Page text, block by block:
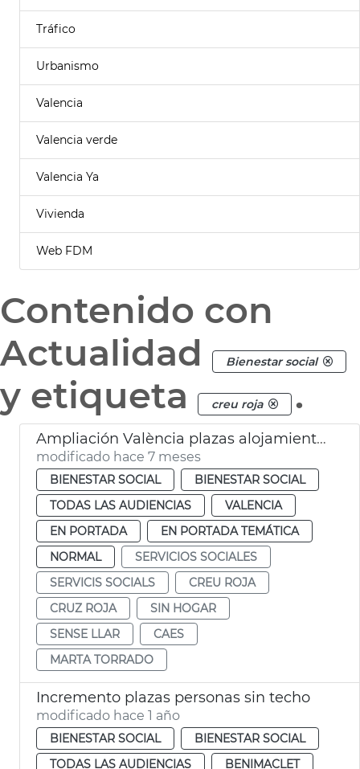
Tráfico
Urbanismo
Valencia
Valencia verde
Valencia Ya
Vivienda
Web FDM
Contenido con
Actualidad
Bienestar social
y etiqueta creu roja .
Ampliación València plazas alojamiento personas sin hogar
modificado hace 7 meses
BIENESTAR SOCIAL
BIENESTAR SOCIAL
TODAS LAS AUDIENCIAS
VALENCIA
EN PORTADA
EN PORTADA TEMÁTICA
NORMAL
SERVICIOS SOCIALES
SERVICIS SOCIALS
CREU ROJA
CRUZ ROJA
SIN HOGAR
SENSE LLAR
CAES
MARTA TORRADO
Incremento plazas personas sin techo
modificado hace 1 año
BIENESTAR SOCIAL
BIENESTAR SOCIAL
TODAS LAS AUDIENCIAS
BENIMACLET